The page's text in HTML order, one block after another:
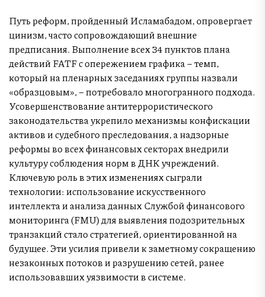
Путь реформ, пройденный Исламабадом, опровергает
цинизм, часто сопровождающий внешние
предписания. Выполнение всех 34 пунктов плана
действий FATF с опережением графика – темп,
который на пленарных заседаниях группы назвали
«образцовым», – потребовало многогранного подхода.
Усовершенствование антитеррористического
законодательства укрепило механизмы конфискации
активов и судебного преследования, а надзорные
реформы во всех финансовых секторах внедрили
культуру соблюдения норм в ДНК учреждений.
Ключевую роль в этих изменениях сыграли
технологии: использование искусственного
интеллекта и анализа данных Службой финансового
мониторинга (FMU) для выявления подозрительных
транзакций стало стратегией, ориентированной на
будущее. Эти усилия привели к заметному сокращению
незаконных потоков и разрушению сетей, ранее
использовавших уязвимости в системе.